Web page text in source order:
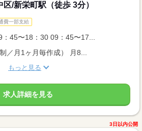
/新栄町駅（徒歩 3分）
費一部支給
45〜18：30 09：45〜17...
／月1ヶ月毎作成） 月8...
もっと見る
求人詳細を見る
3日以内公開